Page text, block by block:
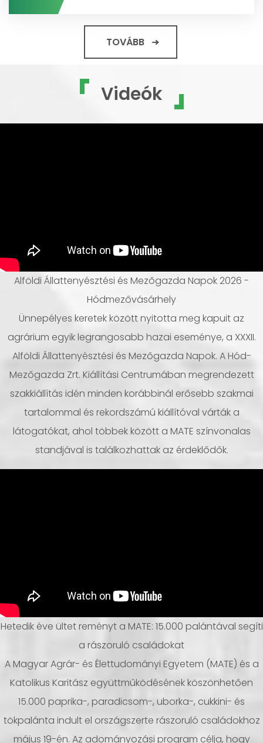
TOVÁBB
Videók
Alföldi Állattenyésztési és Mezőgazda Napok 2026 -
Hódmezővásárhely
Ünnepélyes keretek között nyitotta meg kapuit az
agrárium egyik legrangosabb hazai eseménye, a XXXII.
Alföldi Állattenyésztési és Mezőgazda Napok. A Hód-
Mezőgazda Zrt. Kiállítási Centrumában megrendezett
szakkiállítás idén minden korábbinál erősebb szakmai
tartalommal és rekordszámú kiállítóval várták a
látogatókat, ahol többek között a MATE színvonalas
standjával is találkozhattak az érdeklődők.
Hetedik éve ültet reményt a MATE: 15.000 palántával segíti
a rászoruló családokat
A Magyar Agrár- és Élettudományi Egyetem (MATE) és a
Katolikus Karitász együttműködésének köszönhetően
15.000 paprika-, paradicsom-, uborka-, cukkini- és
tökpalánta indult el országszerte rászoruló családokhoz
május 19-én. Az adományozási program célja, hogy